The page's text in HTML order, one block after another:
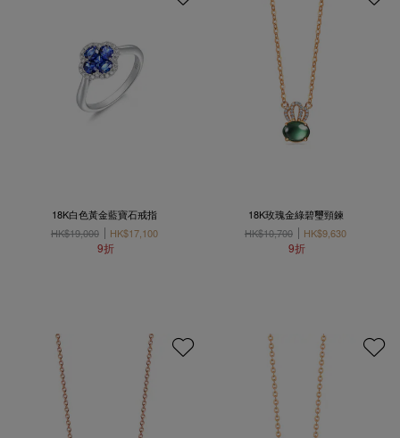
18K白色黃金藍寶石戒指
HK$19,000
HK$17,100
9折
18K玫瑰金綠碧璽頸鍊
HK$10,700
HK$9,630
9折